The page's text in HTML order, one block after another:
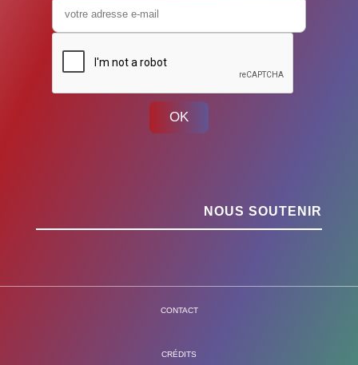
OK
NOUS SOUTENIR
CONTACT
CRÉDITS